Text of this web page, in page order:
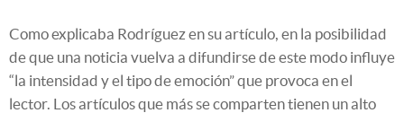
Como explicaba Rodríguez en su artículo, en la posibilidad
de que una noticia vuelva a difundirse de este modo influye
“la intensidad y el tipo de emoción” que provoca en el
lector. Los artículos que más se comparten tienen un alto